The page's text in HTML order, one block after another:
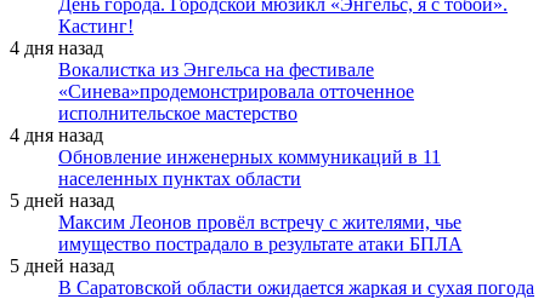
Кастинг!
4 дня назад
Вокалистка из Энгельса на фестивале
«Синева»продемонстрировала отточенное
исполнительское мастерство
4 дня назад
Обновление инженерных коммуникаций в 11
населенных пунктах области
5 дней назад
Максим Леонов провёл встречу с жителями, чье
имущество пострадало в результате атаки БПЛА
5 дней назад
В Саратовской области ожидается жаркая и сухая погода